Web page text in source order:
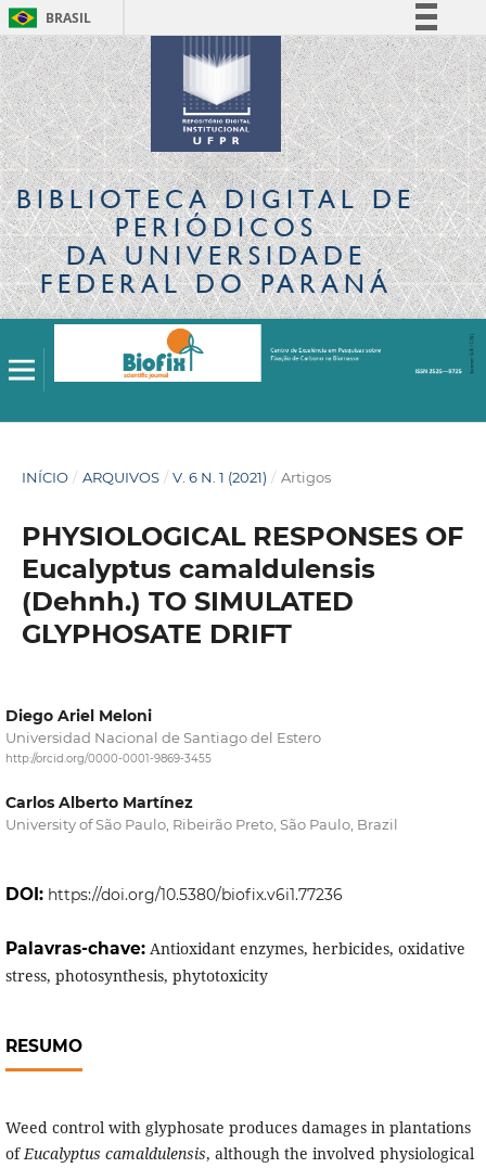
BRASIL
Simplifique!
Comunica BR
Participe
Acesso à informação
Legislação
Canais
BIBLIOTECA DIGITALDE
PERIÓDICOS
DA UNIVERSIDADE
FEDERAL DO PARANÁ
INÍCIO / ARQUIVOS / V. 6 N. 1 (2021) / Artigos
PHYSIOLOGICAL RESPONSES OF
Eucalyptus camaldulensis
(Dehnh.) TO SIMULATED
GLYPHOSATE DRIFT
Diego Ariel Meloni
Universidad Nacional de Santiago del Estero
http://orcid.org/0000-0001-9869-3455
Carlos Alberto Martínez
University of São Paulo, Ribeirão Preto, São Paulo, Brazil
DOI: https://doi.org/10.5380/biofix.v6i1.77236
Palavras-chave: Antioxidant enzymes, herbicides, oxidative
stress, photosynthesis, phytotoxicity
RESUMO
Weed control with glyphosate produces damages in plantations
ofEucalyptus camaldulensis, although the involved physiological